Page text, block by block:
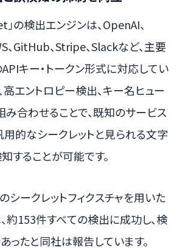
」の検出エンジンは、OpenAI、
、GitHub、Stripe、Slackなど、主要
キー・トークン形式に対応してい
高エントロピー検出、キー名ヒュー
み合わせることで、既知のサービス
的なシークレットと見られる文字
することが可能です。
シークレットフィクスチャを用いた
約153件すべての検出に成功し、検
ったと同社は報告しています。